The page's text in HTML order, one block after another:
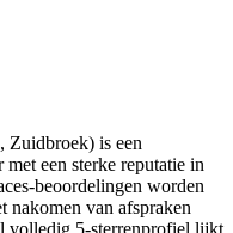
Zuidbroek) is een
een sterke reputatie in
beoordelingen worden
nakomen van afspraken